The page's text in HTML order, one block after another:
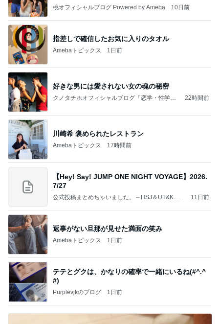
桃オフィシャルブログ Powered by Ameba 10日前
指差しで確信したお気に入りのタオル
Amebaトピックス 1日前
好きな男には愛されない女の魂の秘密
クノタチホオフィシャルブログ「恋学・性学研
22時間前
川崎希 褒められたレストラン
Amebaトピックス 17時間前
【Hey! Say! JUMP ONE NIGHT VOYAGE】2026.
7/27
公式投稿まとめちゃいました。～HSJ＆UT&K.O.
11日前
返事がない旦那が見せた満面の笑み
Amebaトピックス 1日前
テテとグクは、かなりの確率で一緒にいるね(#^.^
#)
Purplevjkのブログ 1日前